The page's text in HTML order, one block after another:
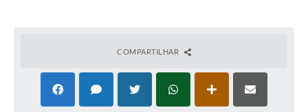
COMPARTILHAR